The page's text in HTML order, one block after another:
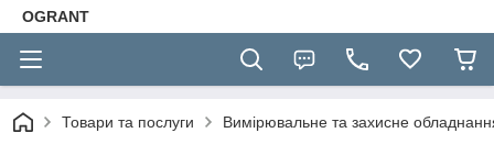
OGRANT
Товари та послуги Вимірювальне та захисне